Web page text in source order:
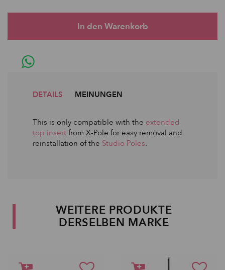
DETAILS MEINUNGEN
This is only compatible with the extended
top insert from X-Pole for easy removal and
reinstallation of the Studio Poles.
WEITERE PRODUKTE
DERSELBEN MARKE